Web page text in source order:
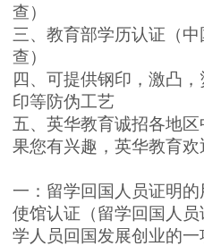
查）
三、教育部学历认证（
查）
四、可提供钢印，激凸
印等防伪工艺
五、英华教育诚招各地
果您有兴趣，英华教育欢
一：留学回国人员证明的
使馆认证（留学回国人
学人员回国发展创业的